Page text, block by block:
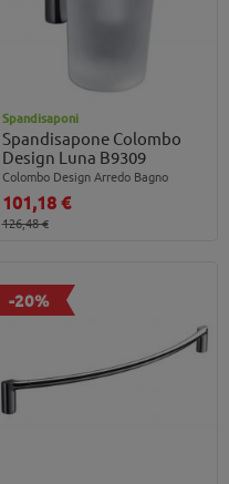
Spandisaponi
Spandisapone Colombo
Design Luna B9309
Colombo Design Arredo Bagno
101,18 €
126,48 €
-20%